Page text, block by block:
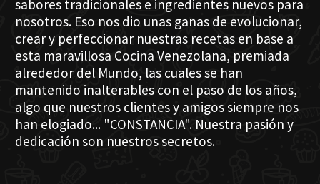
sabores tradicionales e ingredientes nuevos para
nosotros. Eso nos dio unas ganas de evolucionar,
crear y perfeccionar nuestras recetas en base a
esta maravillosa Cocina Venezolana, premiada
alrededor del Mundo, las cuales se han
mantenido inalterables con el paso de los años,
algo que nuestros clientes y amigos siempre nos
han elogiado... "CONSTANCIA". Nuestra pasión y
dedicación son nuestros secretos.